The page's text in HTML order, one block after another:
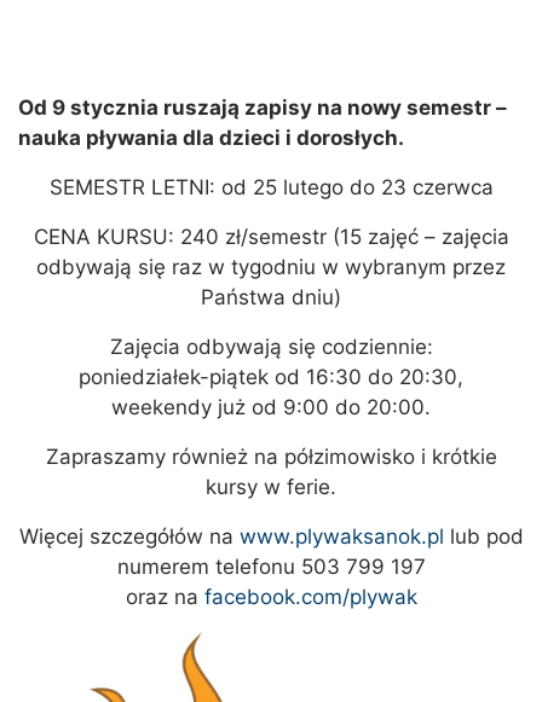
Od 9 stycznia ruszają zapisy na nowy semestr –
nauka pływania dla dzieci i dorosłych.
SEMESTR LETNI: od 25 lutego do 23 czerwca
CENA KURSU: 240 zł/semestr (15 zajęć – zajęcia
odbywają się raz w tygodniu w wybranym przez
Państwa dniu)
Zajęcia odbywają się codziennie:
poniedziałek-piątek od 16:30 do 20:30,
weekendy już od 9:00 do 20:00.
Zapraszamy również na półzimowisko i krótkie
kursy w ferie.
Więcej szczegółów na www.plywaksanok.pl lub pod
numerem telefonu 503 799 197
oraz na facebook.com/plywak